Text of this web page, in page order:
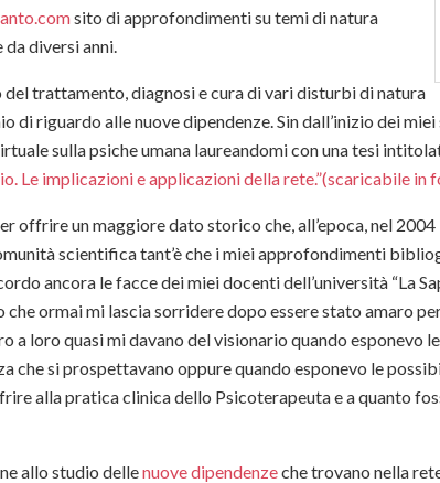
sito di approfondimenti su temi di natura
diversi anni.
trattamento, diagnosi e cura di vari disturbi di natura
di riguardo alle nuove dipendenze. Sin dall’inizio dei
sulla psiche umana laureandomi con una tesi
Le implicazioni e applicazioni della rete.”(scaricabile in
offrire un maggiore dato storico che, all’epoca, nel
scientifica tant’è che i miei approfondimenti
ancora le facce dei miei docenti dell’università “La
che ormai mi lascia sorridere dopo essere stato amaro
a loro quasi mi davano del visionario quando esponevo
che si prospettavano oppure quando esponevo le
alla pratica clinica dello Psicoterapeuta e a quanto
allo studio dellenuove dipendenzeche trovano nella